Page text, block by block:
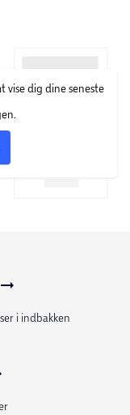
rimelige og
vise dig dine seneste
i indbakken